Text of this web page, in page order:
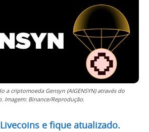
a criptomoeda Gensyn (AIGENSYN) através do
Imagem: Binance/Reprodução.
e fique atualizado.